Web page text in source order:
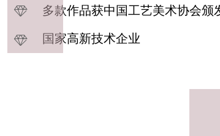
业机器公司
多款作品获中国工艺美术协会颁
国家高新技术企业